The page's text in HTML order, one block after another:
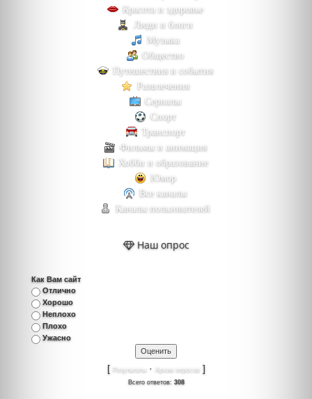
Красота и здоровье
Люди и блоги
Музыка
Общество
Путешествия и события
Развлечения
Сериалы
Спорт
Транспорт
Фильмы и анимация
Хобби и образование
Юмор
Все каналы
Каналы пользователей
Наш опрос
Как Вам сайт
Отлично
Хорошо
Неплохо
Плохо
Ужасно
[ Результаты · Архив опросов]
Всего ответов: 308